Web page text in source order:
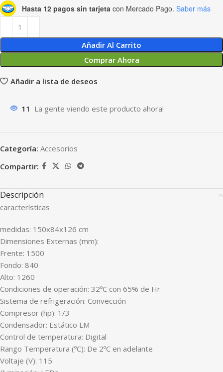
Hasta 12 pagos sin tarjeta con Mercado Pago. Saber más
Añadir Al Carrito
Comprar Ahora
Añadir a lista de deseos
11 La gente viendo este producto ahora!
Categoría: Accesorios
Compartir:
Descripción
características
medidas: 150x84x126 cm
Dimensiones Externas (mm):
Frente: 1500
Fondo: 840
Alto: 1260
Condiciones de operación: 32ºC con 65% de Hr
Sistema de refrigeración: Convección
Compresor (hp): 1/3
Condensador: Estático LM
Control de temperatura: Digital
Rango Temperatura (ºC): De 2ºC en adelante
Voltaje (V): 115